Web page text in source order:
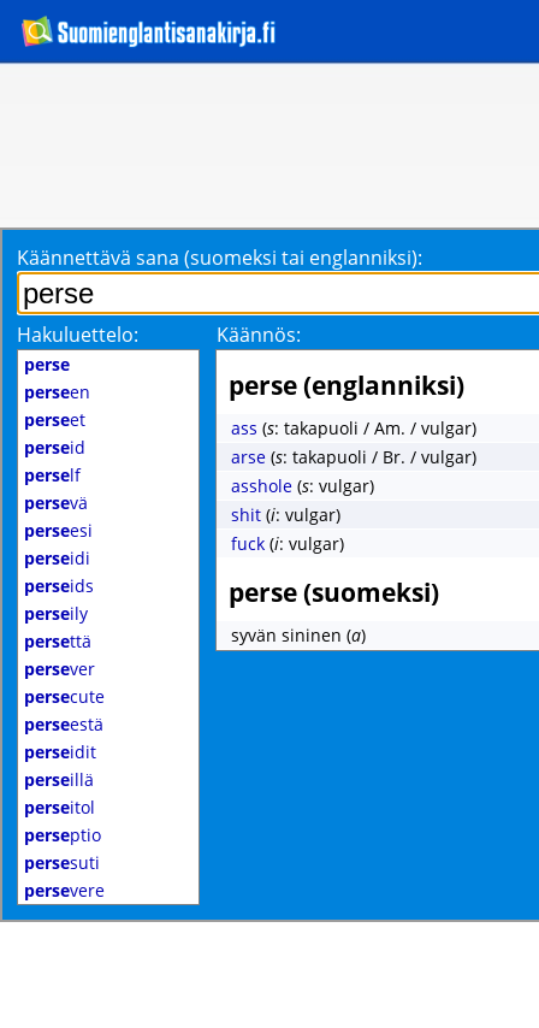
Käännettävä sana (suomeksi tai englanniksi):
Hakuluettelo: Käännös:
perse
perseen
perseet
perseid
perself
persevä
perseesi
perseidi
perseids
perseily
persettä
persever
persecute
perseestä
perseidit
perseillä
perseitol
perseptio
persesuti
persevere
perse (englanniksi)
ass (s: takapuoli / Am. / vulgar)
arse (s: takapuoli / Br. / vulgar)
asshole (s: vulgar)
shit (i: vulgar)
fuck (i: vulgar)
perse (suomeksi)
syvän sininen (a)